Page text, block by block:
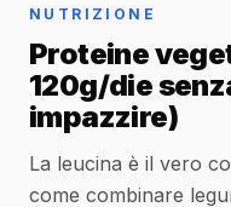
NUTRIZIONE
Proteine
120g/die
impazzire)
La leucina è il vero
come combinare